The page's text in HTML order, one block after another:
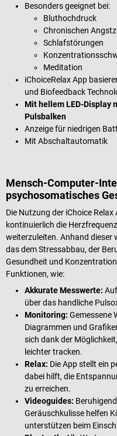
Besonders geeignet bei:
Bluthochdruck
Chronischen
Schlafstörungen
Meditation
iChoiceRelax App
und Biofeedback
Mit hellem LED-Display
Pulsbalken
Anzeige für niedrigen
Mit Abschaltautomatik
Mensch-Computer-
psychosomatisches
Die Nutzung der iChoice
kontinuierlich die
weiterzuleiten. Anhand dieser
das dem Stressabbau, der
Gesundheit und
Funktionen, wie:
Akkurate Messwerte:
über das handliche
Monitoring: Gemessene
Diagrammen und
sich dank der
leichter tracken.
Relax: Die App stellt ein
dabei hilft, die
zu erreichen.
Videoguides:
Geräuschkulisse helfen
unterstützen beim